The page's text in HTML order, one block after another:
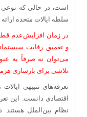
است، در حالی که
سلطه ایالات متحده
در زمان افزایش‌عدم
و تعمیق رقابت
می‌توان نه صرفاً به
تلاشی برای بازسازی
اقتصادی دانست. این
نظام بین‌الملل